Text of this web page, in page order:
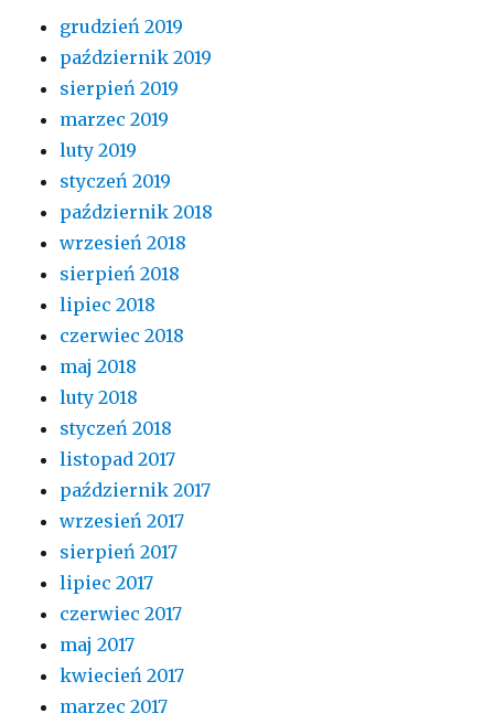
grudzień 2019
październik 2019
sierpień 2019
marzec 2019
luty 2019
styczeń 2019
październik 2018
wrzesień 2018
sierpień 2018
lipiec 2018
czerwiec 2018
maj 2018
luty 2018
styczeń 2018
listopad 2017
październik 2017
wrzesień 2017
sierpień 2017
lipiec 2017
czerwiec 2017
maj 2017
kwiecień 2017
marzec 2017